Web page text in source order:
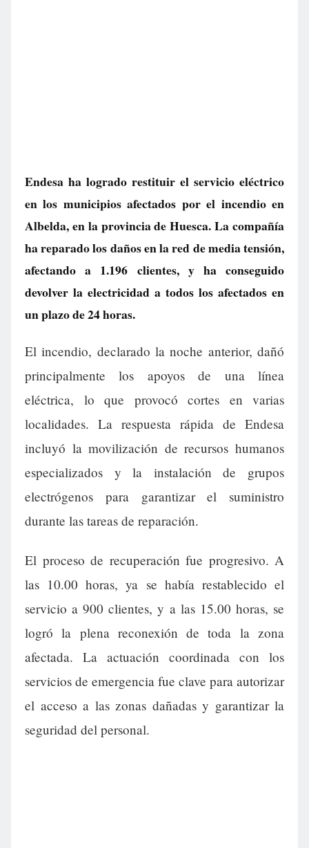
Endesa ha logrado restituir el servicio eléctrico
en los municipios afectados por el incendio en
Albelda, en la provincia de Huesca. La compañía
ha reparado los daños en la red de media tensión,
afectando a 1.196 clientes, y ha conseguido
devolver la electricidad a todos los afectados en
un plazo de 24 horas.
El incendio, declarado la noche anterior, dañó
principalmente los apoyos de una línea
eléctrica, lo que provocó cortes en varias
localidades. La respuesta rápida de Endesa
incluyó la movilización de recursos humanos
especializados y la instalación de grupos
electrógenos para garantizar el suministro
durante las tareas de reparación.
El proceso de recuperación fue progresivo. A
las 10.00 horas, ya se había restablecido el
servicio a 900 clientes, y a las 15.00 horas, se
logró la plena reconexión de toda la zona
afectada. La actuación coordinada con los
servicios de emergencia fue clave para autorizar
el acceso a las zonas dañadas y garantizar la
seguridad del personal.